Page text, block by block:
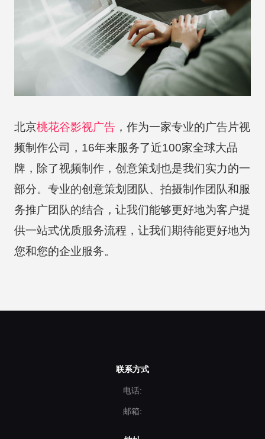
北京桃花谷影视广告，作为一家专业的广告片视
频制作公司，16年来服务了近100家全球大品
牌，除了视频制作，创意策划也是我们实力的一
部分。专业的创意策划团队、拍摄制作团队和服
务推广团队的结合，让我们能够更好地为客户提
供一站式优质服务流程，让我们期待能更好地为
您和您的企业服务。
联系方式
电话:
邮箱: